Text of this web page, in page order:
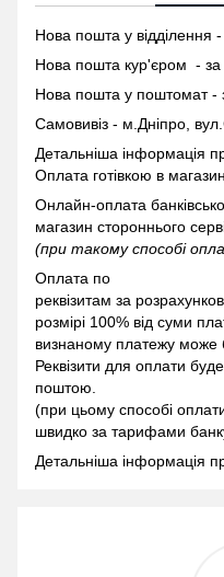
Нова пошта у відділення
Нова пошта кур'єром - за
Нова пошта у поштомат -
Самовивіз - м.Дніпро,
Детальніша інформація
Оплата готівкою в
Онлайн-оплата
магазин стороннього
(при такому способі
Оплата по
реквізитам за
розмірі 100% від суми
визнаному платежу може
Реквізити для оплати
поштою.
(при цьому способі
швидко за тарифами
Детальніша інформація